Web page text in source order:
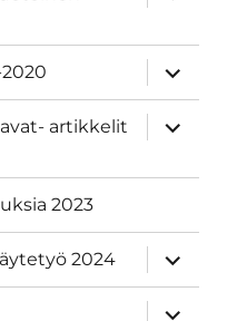
näytä
artikkelit
näytä
2023
2024
näytä
näytä